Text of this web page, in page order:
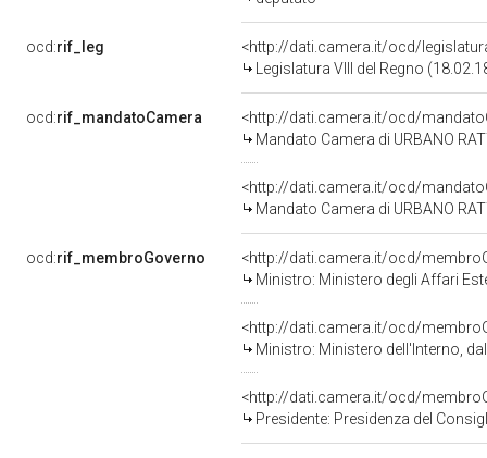
ocd:rif_leg
<http://dati.camera.it/ocd/
Legislatura VIII del Regno
ocd:rif_mandatoCamera
<http://dati.camera.it/ocd/
Mandato Camera di URBANO
<http://dati.camera.it/ocd/
Mandato Camera di URBANO
ocd:rif_membroGoverno
<http://dati.camera.it/ocd/
Ministro: Ministero degli Affari
<http://dati.camera.it/ocd/
Ministro: Ministero dell'Interno,
<http://dati.camera.it/ocd/
Presidente: Presidenza del